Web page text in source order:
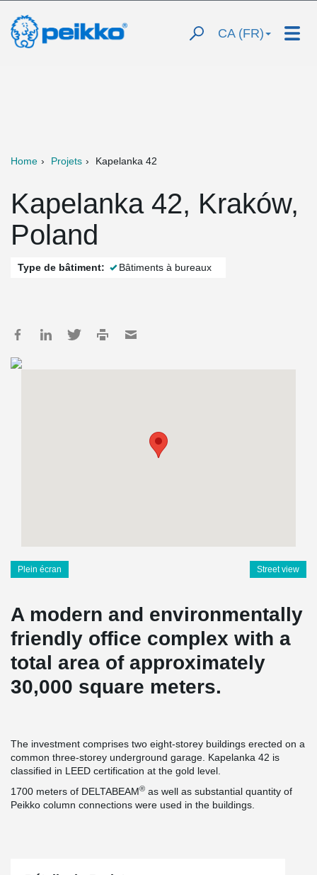
CA (FR)
Home Projets Kapelanka 42
Kapelanka 42, Kraków,
Poland
Type de bâtiment: Bâtiments à bureaux
Plein écran Street view
A modern and environmentally
friendly office complex with a
total area of approximately
30,000 square meters.
The investment comprises two eight-storey buildings erected on a
common three-storey underground garage. Kapelanka 42 is
classified in LEED certification at the gold level.
1700 meters of DELTABEAM® as well as substantial quantity of
Peikko column connections were used in the buildings.